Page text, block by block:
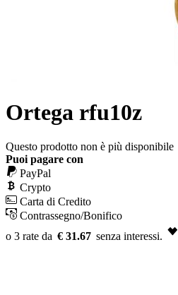
Ortega rfu10z
Questo prodotto non è più disponibile
Puoi pagare con
PayPal
Crypto
Carta di Credito
Contrassegno/Bonifico
€ 31.67